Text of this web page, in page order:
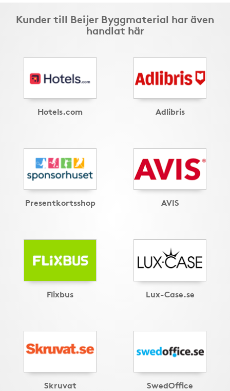
Kunder till Beijer Byggmaterial har även
handlat här
Hotels.com Adlibris
Presentkortsshop AVIS
Flixbus Lux-Case.se
Skruvat SwedOffice